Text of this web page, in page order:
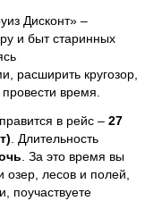
Дисконт» –
и быт старинных
расширить кругозор,
время.
в рейс – 27
. Длительность
За это время вы
озер, лесов и полей,
поучаствуете